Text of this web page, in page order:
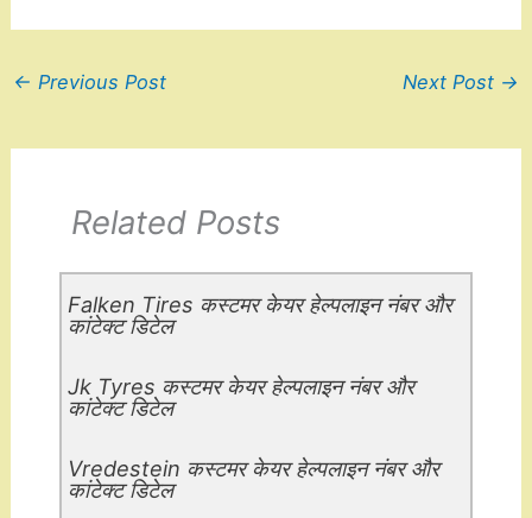
← Previous Post Next Post →
Related Posts
Falken Tires कस्टमर केयर हेल्पलाइन नंबर और
कांटेक्ट डिटेल
Jk Tyres कस्टमर केयर हेल्पलाइन नंबर और
कांटेक्ट डिटेल
Vredestein कस्टमर केयर हेल्पलाइन नंबर और
कांटेक्ट डिटेल